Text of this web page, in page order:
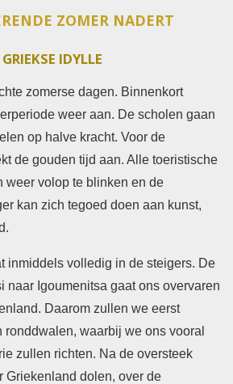
ZOMER NADERT
GRIEKSE IDYLLE
zomerse dagen. Binnenkort
weer aan. De scholen gaan
op halve kracht. Voor de
de gouden tijd aan. Alle toeristische
weer volop te blinken en de
kan zich tegoed doen aan kunst,
inmiddels volledig in de steigers. De
naar Igoumenitsa gaat ons overvaren
Daarom zullen we eerst
ronddwalen, waarbij we ons vooral
zullen richten. Na de oversteek
Griekenland dolen, over de